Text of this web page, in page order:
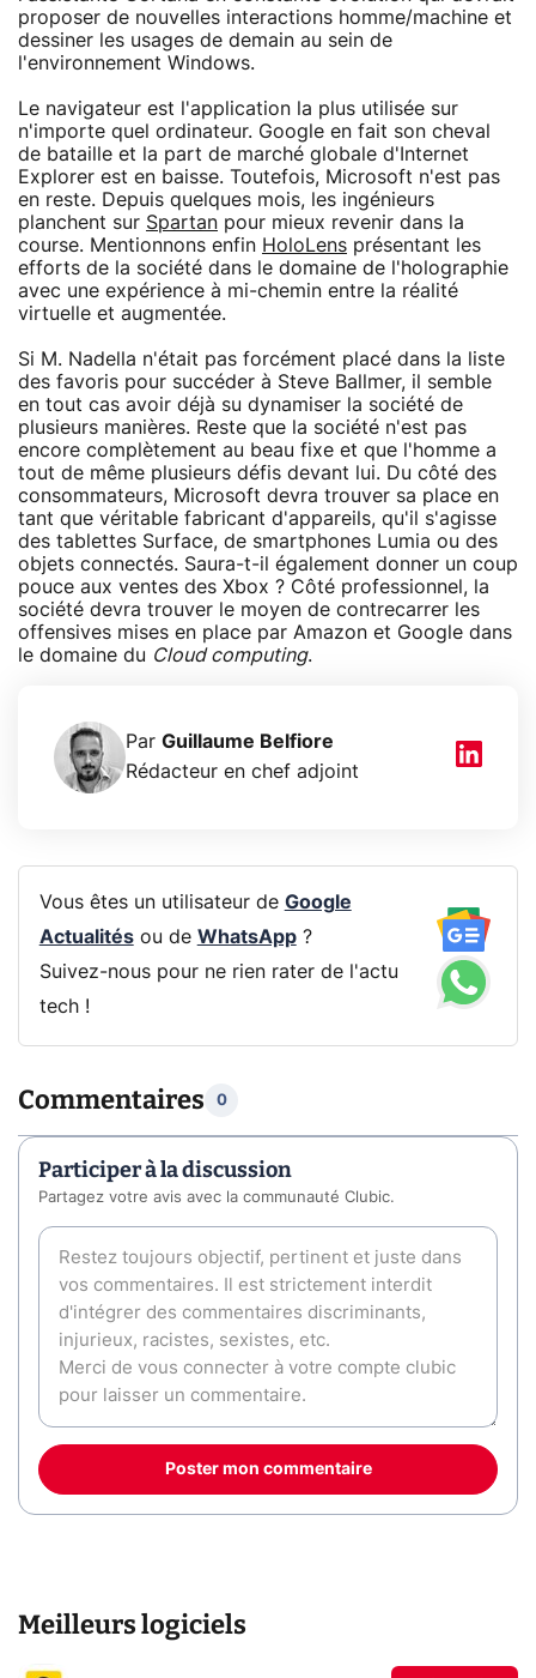
proposer de nouvelles interactions homme/machine et
dessiner les usages de demain au sein de
l'environnement Windows.
Le navigateur est l'application la plus utilisée sur
n'importe quel ordinateur. Google en fait son cheval
de bataille et la part de marché globale d'Internet
Explorer est en baisse. Toutefois, Microsoft n'est pas
en reste. Depuis quelques mois, les ingénieurs
planchent sur Spartan pour mieux revenir dans la
course. Mentionnons enfin HoloLens présentant les
efforts de la société dans le domaine de l'holographie
avec une expérience à mi-chemin entre la réalité
virtuelle et augmentée.
Si M. Nadella n'était pas forcément placé dans la liste
des favoris pour succéder à Steve Ballmer, il semble
en tout cas avoir déjà su dynamiser la société de
plusieurs manières. Reste que la société n'est pas
encore complètement au beau fixe et que l'homme a
tout de même plusieurs défis devant lui. Du côté des
consommateurs, Microsoft devra trouver sa place en
tant que véritable fabricant d'appareils, qu'il s'agisse
des tablettes Surface, de smartphones Lumia ou des
objets connectés. Saura-t-il également donner un coup
pouce aux ventes des Xbox ? Côté professionnel, la
société devra trouver le moyen de contrecarrer les
offensives mises en place par Amazon et Google dans
le domaine du Cloud computing.
Par Guillaume Belfiore
Rédacteur en chef adjoint
Vous êtes un utilisateur de Google
Actualitésou de WhatsApp?
Suivez-nous pour ne rien rater de l'actu
tech !
Commentaires 0
Participer à la discussion
Partagez votre avis avec la communauté Clubic.
Poster mon commentaire
Meilleurs logiciels